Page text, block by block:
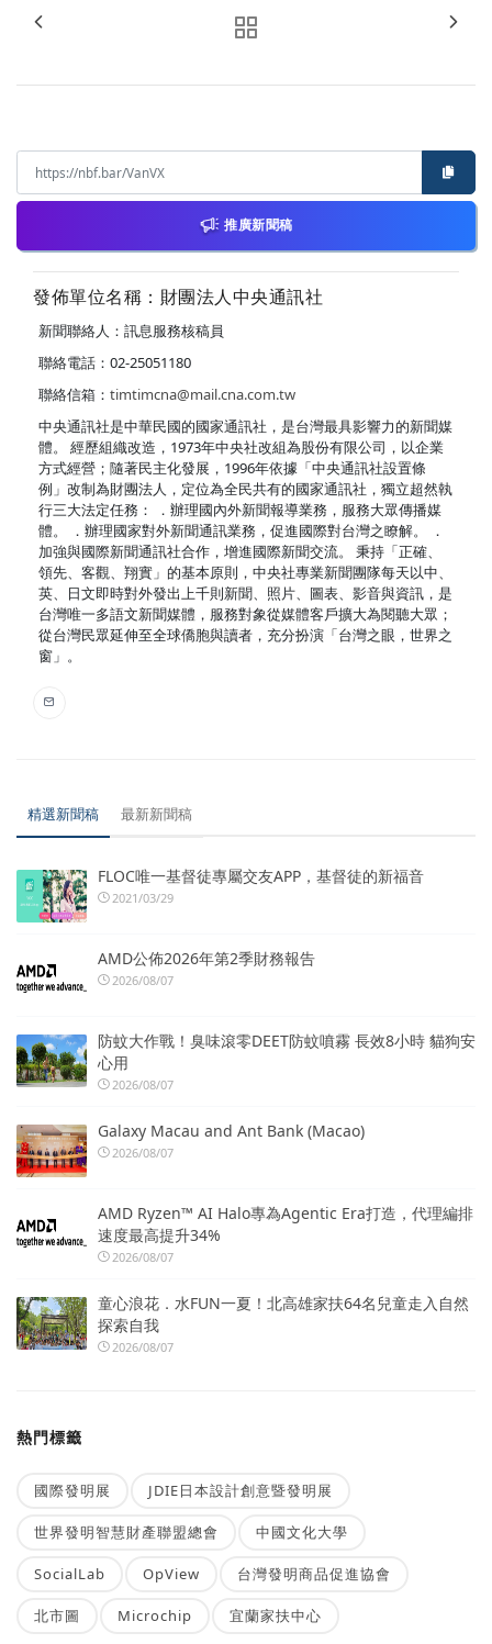
推廣新聞稿
發佈單位名稱：財團法人中央通訊社
新聞聯絡人：訊息服務核稿員
聯絡電話：02-25051180
聯絡信箱： timtimcna@mail.cna.com.tw
中央通訊社是中華民國的國家通訊社，是台灣最具影響力的新聞媒
體。 經歷組織改造，1973年中央社改組為股份有限公司，以企業
方式經營；隨著民主化發展，1996年依據「中央通訊社設置條
例」改制為財團法人，定位為全民共有的國家通訊社，獨立超然執
行三大法定任務： ．辦理國內外新聞報導業務，服務大眾傳播媒
體。 ．辦理國家對外新聞通訊業務，促進國際對台灣之瞭解。 ．
加強與國際新聞通訊社合作，增進國際新聞交流。 秉持「正確、
領先、客觀、翔實」的基本原則，中央社專業新聞團隊每天以中、
英、日文即時對外發出上千則新聞、照片、圖表、影音與資訊，是
台灣唯一多語文新聞媒體，服務對象從媒體客戶擴大為閱聽大眾；
從台灣民眾延伸至全球僑胞與讀者，充分扮演「台灣之眼，世界之
窗」。
精選新聞稿 最新新聞稿
FLOC唯一基督徒專屬交友APP，基督徒的新福音
2021/03/29
AMD公佈2026年第2季財務報告
2026/08/07
防蚊大作戰！臭味滾零DEET防蚊噴霧 長效8小時 貓狗安
心用
2026/08/07
Galaxy Macau and Ant Bank (Macao)
2026/08/07
AMD Ryzen™ AI Halo專為Agentic Era打造，代理編排
速度最高提升34%
2026/08/07
童心浪花．水FUN一夏！北高雄家扶64名兒童走入自然
探索自我
2026/08/07
熱門標籤
國際發明展 JDIE日本設計創意暨發明展
世界發明智慧財產聯盟總會 中國文化大學
SocialLab OpView 台灣發明商品促進協會
北市圖 Microchip 宜蘭家扶中心